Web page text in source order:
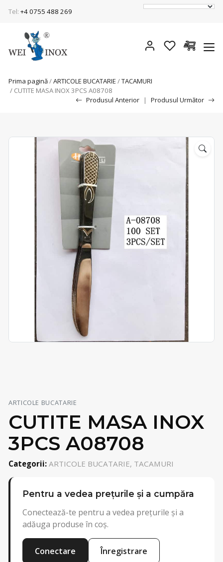
Tel: +4 0755 488 269
Prima pagină/ARTICOLE BUCATARIE /TACAMURI
/ CUTITE MASA INOX 3PCS A08708
Produsul Anterior
| Produsul Următor
ARTICOLE BUCATARIE
CUTITE MASA INOX
3PCS A08708
Categorii: ARTICOLE BUCATARIE, TACAMURI
Pentru a vedea prețurile și a cumpăra
Conectează-te pentru a vedea prețurile și a
adăuga produse în coș.
Conectare Înregistrare